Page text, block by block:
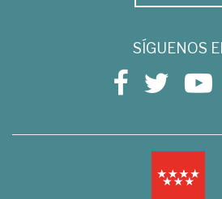
SÍGUENOS